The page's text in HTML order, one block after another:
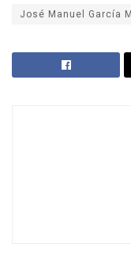
José Manuel García